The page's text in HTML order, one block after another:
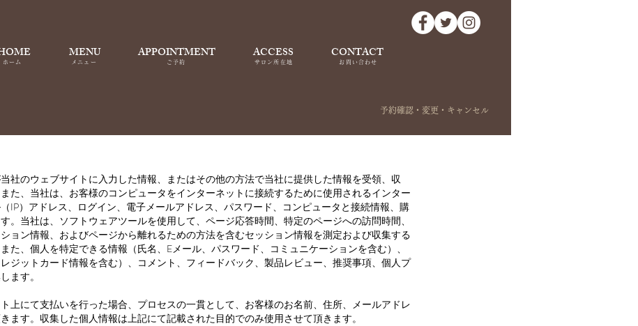
MENU APPOINTMENT ACCESS CONTACT
ホーム メニュー ご予約 サロン所在地 お問い合わせ
予約確認・変更・キャンセル
社のウェブサイトに入力した情報、またはその他の方法で当社に提供した情報を受領、収
た、当社は、お客様のコンピュータをインターネットに接続するために使用されるインター
IP）アドレス、ログイン、電子メールアドレス、パスワード、コンピュータと接続情報、購
。当社は、ソフトウェアツールを使用して、ページ応答時間、特定のページへの訪問時間、
ョン情報、およびページから離れるための方法を含むセッション情報を測定および収集する
た、個人を特定できる情報（氏名、Eメール、パスワード、コミュニケーションを含む）、
ジットカード情報を含む）、コメント、フィードバック、製品レビュー、推奨事項、個人プ
ます。
上にて支払いを行った場合、プロセスの一貫として、お客様のお名前、住所、メールアドレ
ます。収集した個人情報は上記にて記載された目的でのみ使用させて頂きます。